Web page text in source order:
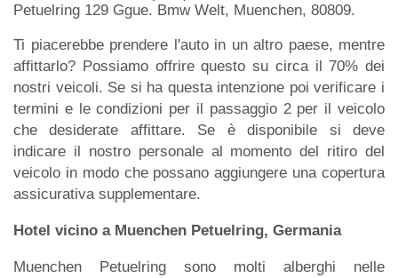
Petuelring 129 Ggue. Bmw Welt, Muenchen, 80809.
Ti piacerebbe prendere l'auto in un altro paese, mentre
affittarlo? Possiamo offrire questo su circa il 70% dei
nostri veicoli. Se si ha questa intenzione poi verificare i
termini e le condizioni per il passaggio 2 per il veicolo
che desiderate affittare. Se è disponibile si deve
indicare il nostro personale al momento del ritiro del
veicolo in modo che possano aggiungere una copertura
assicurativa supplementare.
Hotel vicino a Muenchen Petuelring, Germania
Muenchen Petuelring sono molti alberghi nelle